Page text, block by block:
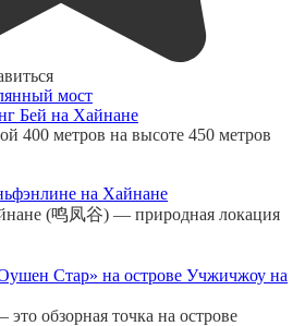
Бей на Хайнане
400 метров на высоте 450 метров
на Хайнане
(鸣凤谷) — природная локация
Стар» на острове Учжичжоу на
обзорная точка на острове